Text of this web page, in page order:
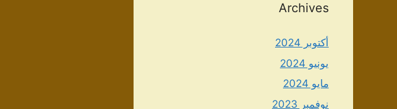
Archives
أكتوبر 2024
يونيو 2024
مايو 2024
نوفمبر 2023